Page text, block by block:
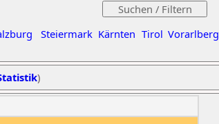
Steiermark Kärnten Tirol Vorarlberg
)